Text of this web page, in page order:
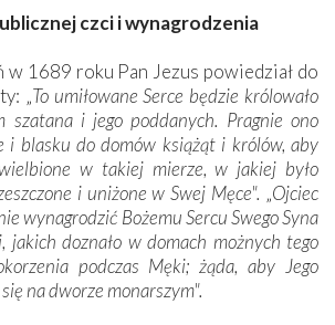
czci i wynagrodzenia
w 1689 roku Pan Jezus powiedział do
„To umiłowane Serce będzie królowało
szatana i jego poddanych. Pragnie ono
i blasku do domów książąt i królów, aby
w takiej mierze, w jakiej było
i uniżone w Swej Męce". „Ojciec
wynagrodzić Bożemu Sercu Swego Syna
jakich doznało w domach możnych tego
podczas Męki; żąda, aby Jego
na dworze monarszym".